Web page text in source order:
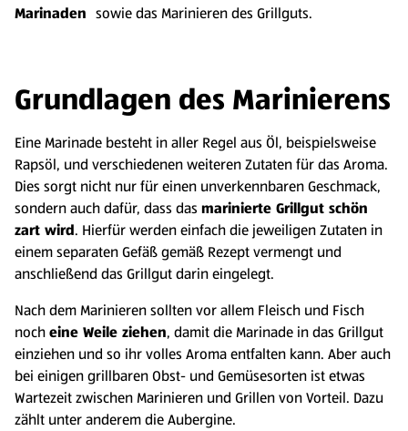
Marinaden sowie das Marinieren des Grillguts.
Grundlagen des Marinierens
Eine Marinade besteht in aller Regel aus Öl, beispielsweise
Rapsöl, und verschiedenen weiteren Zutaten für das Aroma.
Dies sorgt nicht nur für einen unverkennbaren Geschmack,
sondern auch dafür, dass das marinierte Grillgut schön
zart wird. Hierfür werden einfach die jeweiligen Zutaten in
einem separaten Gefäß gemäß Rezept vermengt und
anschließend das Grillgut darin eingelegt.
Nach dem Marinieren sollten vor allem Fleisch und Fisch
nocheine Weile ziehen, damit die Marinade in das Grillgut
einziehen und so ihr volles Aroma entfalten kann. Aber auch
bei einigen grillbaren Obst- und Gemüsesorten ist etwas
Wartezeit zwischen Marinieren und Grillen von Vorteil. Dazu
zählt unter anderem die Aubergine.